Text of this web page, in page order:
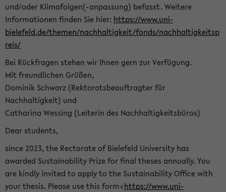
und/oder Klimafolgen(-anpassung) befasst. Weitere
Informationen finden Sie hier: https://www.uni-
bielefeld.de/themen/nachhaltigkeit/fonds/nachhaltigkeitsp
reis/
Bei Rückfragen stehen wir Ihnen gern zur Verfügung.
Mit freundlichen Grüßen,
Dominik Schwarz (Rektoratsbeauftragter für
Nachhaltigkeit) und
Catharina Wessing (Leiterin des Nachhaltigkeitsbüros)
Dear students,
since 2023, the Rectorate of Bielefeld University has
awarded Sustainability Prize for final theses annually. You
are kindly invited to apply to the Sustainability Office with
your thesis. Please use this form<https://www.uni-